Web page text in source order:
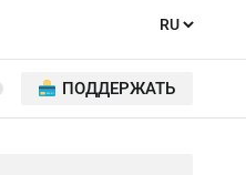
ПОДДЕРЖАТЬ